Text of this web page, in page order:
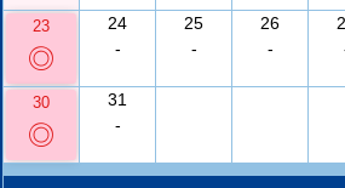
23
◎
24
-
25
-
26
-
30
◎
31
-